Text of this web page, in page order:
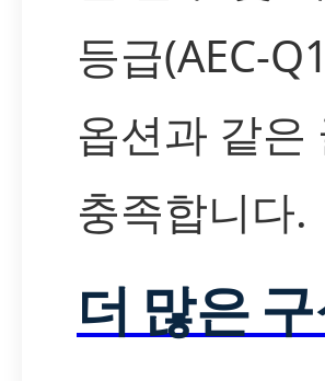
등급(AEC-
옵션과 같은
충족합니다.
더 많은